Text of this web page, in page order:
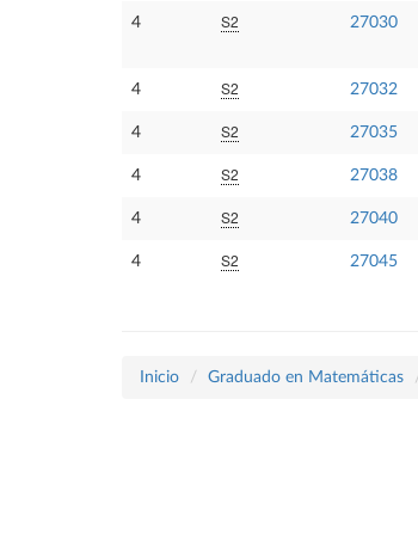
4 S2 27030
4 S2 27032
4 S2 27035
4 S2 27038
4 S2 27040
4 S2 27045
Inicio Graduado en Matemáticas